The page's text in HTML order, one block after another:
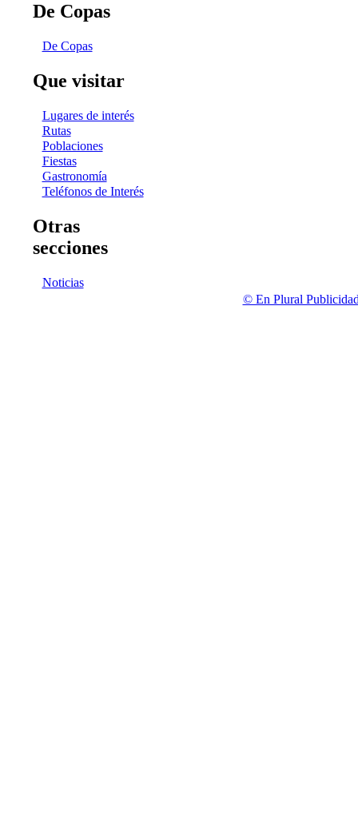
De Copas
De Copas
Que visitar
Lugares de interés
Rutas
Poblaciones
Fiestas
Gastronomía
Teléfonos de Interés
Otras
secciones
Noticias
© En Plural